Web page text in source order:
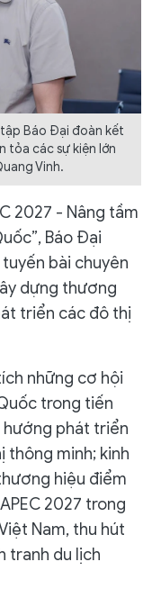
tập Báo Đại đoàn kết
tỏa các sự kiện lớn
Vinh.
2027 - Nâng tầm
Báo Đại
bài chuyên
dựng thương
triển các đô thị
những cơ hội
trong tiến
hướng phát triển
thông minh; kinh
hiệu điểm
2027 trong
Nam, thu hút
tranh du lịch